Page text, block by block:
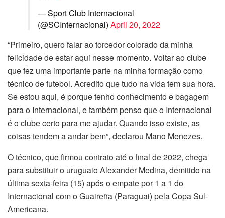
— Sport Club Internacional
(@SCInternacional) April 20, 2022
“Primeiro, quero falar ao torcedor colorado da minha
felicidade de estar aqui nesse momento. Voltar ao clube
que fez uma importante parte na minha formação como
técnico de futebol. Acredito que tudo na vida tem sua hora.
Se estou aqui, é porque tenho conhecimento e bagagem
para o Internacional, e também penso que o Internacional
é o clube certo para me ajudar. Quando isso existe, as
coisas tendem a andar bem”, declarou Mano Menezes.
O técnico, que firmou contrato até o final de 2022, chega
para substituir o uruguaio Alexander Medina, demitido na
última sexta-feira (15) após o empate por 1 a 1 do
Internacional com o Guaireña (Paraguai) pela Copa Sul-
Americana.